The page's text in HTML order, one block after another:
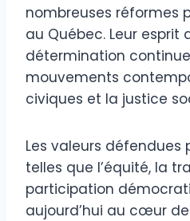
nombreuses réformes
au Québec. Leur
détermination continue
mouvements
civiques et la justice
Les valeurs défendues
telles que l’équité, la
participation
aujourd’hui au cœur